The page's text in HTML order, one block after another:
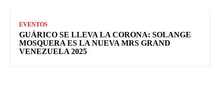
EVENTOS
GUÁRICO SE LLEVA LA CORONA: SOLANGE
MOSQUERA ES LA NUEVA MRS GRAND
VENEZUELA 2025